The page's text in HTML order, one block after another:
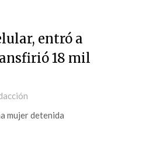
entró a
18 mil
mujer detenida